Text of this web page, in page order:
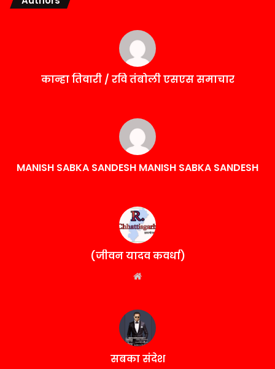
कान्हा तिवारी / रवि तंबोली एसएस समाचार
MANISH SABKA SANDESH MANISH SABKA SANDESH
(जीवन यादव कवर्धा)
सबका संदेश